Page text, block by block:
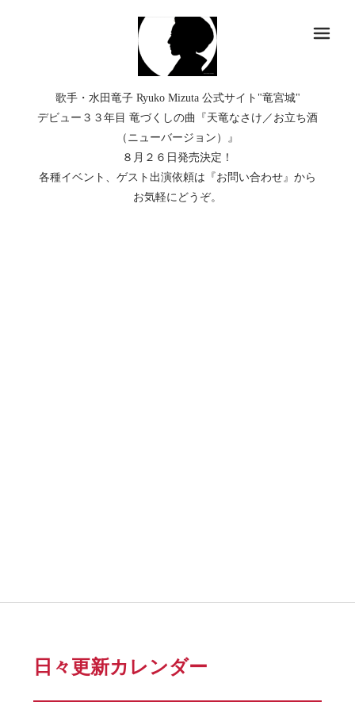
歌手・水田竜子 Ryuko Mizuta 公式サイト"竜宮城"
デビュー３３年目 竜づくしの曲『天竜なさけ／お立ち酒
（ニューバージョン）』
８月２６日発売決定！
各種イベント、ゲスト出演依頼は『お問い合わせ』から
お気軽にどうぞ。
日々更新カレンダー